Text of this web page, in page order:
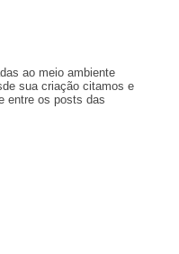
ao meio ambiente
sua criação citamos e
entre os posts das